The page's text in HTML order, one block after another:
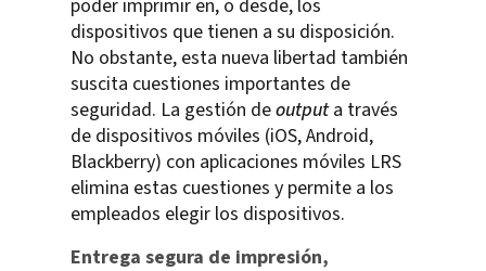
poder imprimir en, o desde, los
dispositivos que tienen a su disposición.
No obstante, esta nueva libertad también
suscita cuestiones importantes de
seguridad. La gestión deoutputa través
de dispositivos móviles (iOS, Android,
Blackberry) con aplicaciones móviles LRS
elimina estas cuestiones y permite a los
empleados elegir los dispositivos.
Entrega segura de impresión,